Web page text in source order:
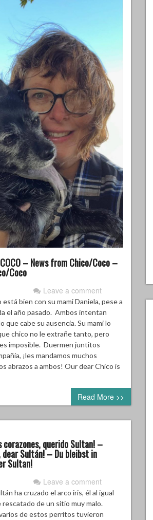
COCO – News from Chico/Coco –
Coco
Leave a comment
bien con su mami Daniela, pese a
el año pasado. Ambos intentan
que cabe su ausencia. Su mami lo
chico no le extrañe tanto, pero
imposible. Duermen juntitos
¡les mandamos muchos
abrazos a ambos! Our dear Chico is
Read More >>
corazones, querido Sultan! –
Sultán! – Du bleibst in
Sultan!
Leave a comment
ha cruzado el arco iris, él al igual
de un sitio muy malo.
de estos perritos tuvieron